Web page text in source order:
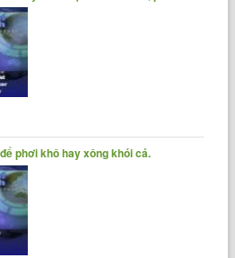
phơi khô hay xông khói cá.